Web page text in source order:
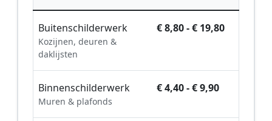
Buitenschilderwerk
Kozijnen, deuren &
daklijsten
€ 8,80 - € 19,80
Binnenschilderwerk
Muren & plafonds
€ 4,40 - € 9,90